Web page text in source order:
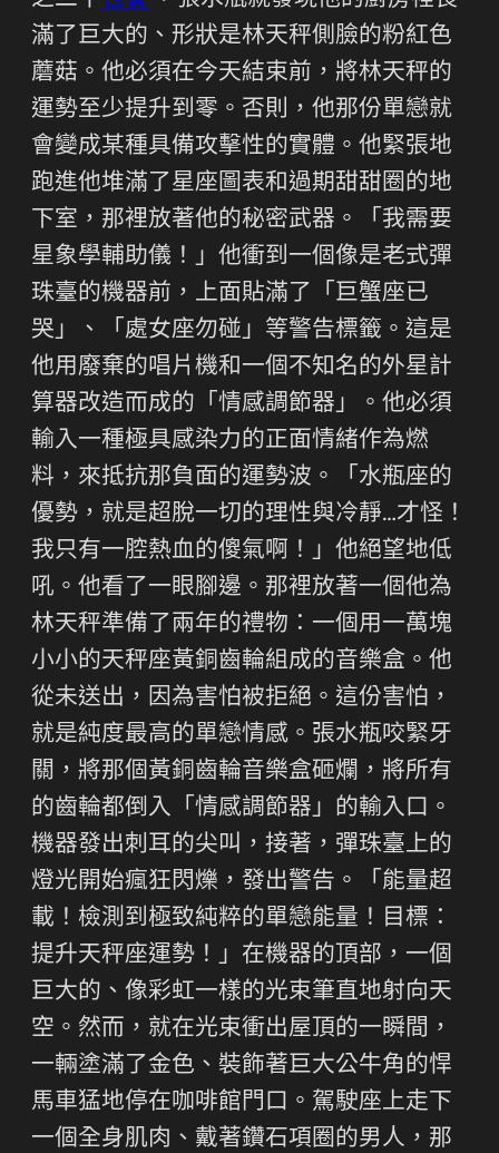
滿了巨大的、形狀是林天秤側臉的粉紅色
蘑菇。他必須在今天結束前，將林天秤的
運勢至少提升到零。否則，他那份單戀就
會變成某種具備攻擊性的實體。他緊張地
跑進他堆滿了星座圖表和過期甜甜圈的地
下室，那裡放著他的秘密武器。「我需要
星象學輔助儀！」他衝到一個像是老式彈
珠臺的機器前，上面貼滿了「巨蟹座已
哭」、「處女座勿碰」等警告標籤。這是
他用廢棄的唱片機和一個不知名的外星計
算器改造而成的「情感調節器」。他必須
輸入一種極具感染力的正面情緒作為燃
料，來抵抗那負面的運勢波。「水瓶座的
優勢，就是超脫一切的理性與冷靜…才怪！
我只有一腔熱血的傻氣啊！」他絕望地低
吼。他看了一眼腳邊。那裡放著一個他為
林天秤準備了兩年的禮物：一個用一萬塊
小小的天秤座黃銅齒輪組成的音樂盒。他
從未送出，因為害怕被拒絕。這份害怕，
就是純度最高的單戀情感。張水瓶咬緊牙
關，將那個黃銅齒輪音樂盒砸爛，將所有
的齒輪都倒入「情感調節器」的輸入口。
機器發出刺耳的尖叫，接著，彈珠臺上的
燈光開始瘋狂閃爍，發出警告。「能量超
載！檢測到極致純粹的單戀能量！目標：
提升天秤座運勢！」在機器的頂部，一個
巨大的、像彩虹一樣的光束筆直地射向天
空。然而，就在光束衝出屋頂的一瞬間，
一輛塗滿了金色、裝飾著巨大公牛角的悍
馬車猛地停在咖啡館門口。駕駛座上走下
一個全身肌肉、戴著鑽石項圈的男人，那